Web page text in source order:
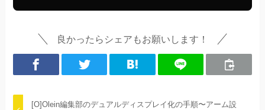
良かったらシェアもお願いします！
[O]Olein編集部のデュアルディスプレイ化の手順〜アーム設